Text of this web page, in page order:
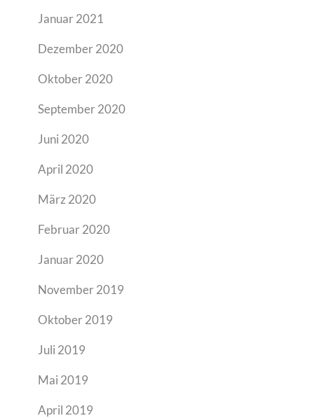
Januar 2021
Dezember 2020
Oktober 2020
September 2020
Juni 2020
April 2020
März 2020
Februar 2020
Januar 2020
November 2019
Oktober 2019
Juli 2019
Mai 2019
April 2019